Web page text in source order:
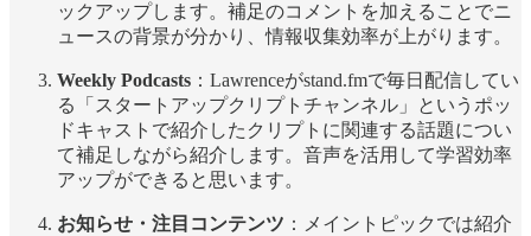
ックアップします。補足のコメントを加えることでニ
ュースの背景が分かり、情報収集効率が上がります。
Weekly Podcasts ：Lawrenceがstand.fmで毎日配信してい
る「スタートアップクリプトチャンネル」というポッ
ドキャストで紹介したクリプトに関連する話題につい
て補足しながら紹介します。音声を活用して学習効率
アップができると思います。
お知らせ・注目コンテンツ ：メイントピックでは紹介